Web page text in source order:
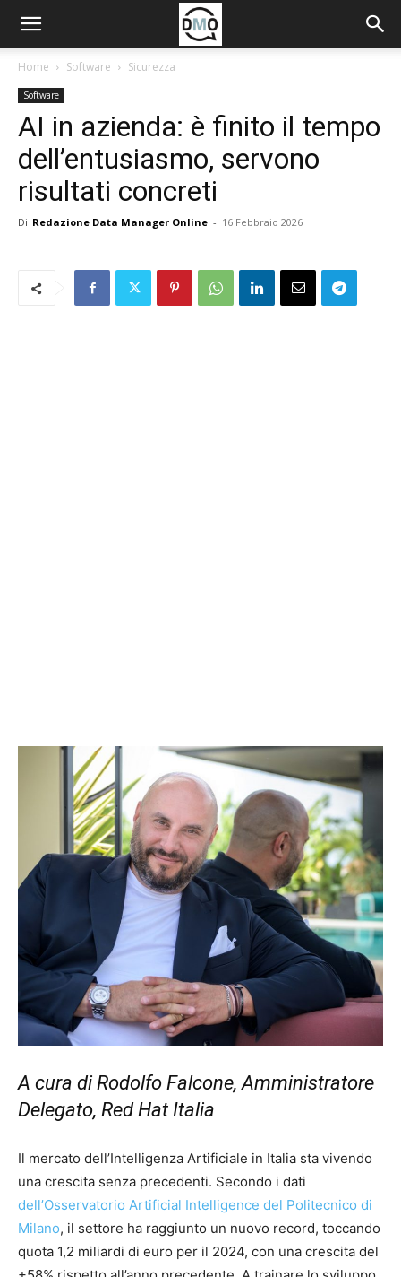
Home Software Sicurezza
Software
AI in azienda: è finito il tempo
dell’entusiasmo, servono
risultati concreti
Di Redazione Data Manager Online - 16 Febbraio 2026
A cura di Rodolfo Falcone, Amministratore
Delegato, Red Hat Italia
Il mercato dell’Intelligenza Artificiale in Italia sta vivendo
una crescita senza precedenti. Secondo i dati
dell’Osservatorio Artificial Intelligence del Politecnico di
Milano, il settore ha raggiunto un nuovo record, toccando
quota 1,2 miliardi di euro per il 2024, con una crescita del